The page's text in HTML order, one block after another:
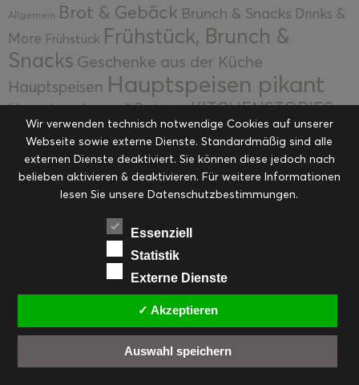
Allgemein Brot & Gebäck Brunch & Snacks Drinks &
More Frühstück Frühstück, Brunch &
Snacks Geschenke aus der Küche
Hauptspeisen Hauptspeisen pikant
Hauptspeisen süßKekseKITCHENSTORIES
Kuchen, Torten & Desserts Kuchen und
Desserts Kulinarik Kulinarische Mitbringsel &
Eingemachtes Ohne Kategorie Ostern Resteküche
RezepteSaisonalSliderStartseite
Suppen, Salate & Vorspeisen
Vorspeisen, Salate & Suppen
Weihnachten Workshops & Events
FACEBOOK PINTEREST
EMAIL
Wir verwenden technisch notwendige Cookies auf unserer
Webseite sowie externe Dienste. Standardmäßig sind alle
externen Dienste deaktiviert. Sie können diese jedoch nach
belieben aktivieren & deaktivieren. Für weitere Informationen
lesen Sie unsere Datenschutzbestimmungen.
Essenziell
Statistik
Externe Dienste
✓ Akzeptieren
Auswahl speichern